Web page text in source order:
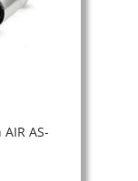
AS-